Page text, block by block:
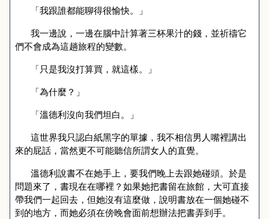
「我跟誰都能聊得很愉快。」
我一邊說，一邊在腦中計算著三杯果汁的錢，並祈禱它
們不會成為這趟旅程的變數。
「只是我沒打算買，就這樣。」
「為什麼？」
「溫德利沒向我們坦白。」
這世界我只認白紙黑字的單據，我不相信男人嘴裡講出
來的屁話，當然更不可能聽信所謂女人的直覺。
溫德利說書不在她手上，要我們晚上去跟她碰頭。於是
問題來了，書現在在哪裡？如果她把書留在旅館，大可直接
帶我們一起回去，但她沒有這麼做，說明書放在一個她碰不
到的地方，而她必須在傍晚會面前想辦法把書弄到手。